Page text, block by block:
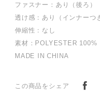
ファスナー：あり（後ろ）
透け感：あり（インナーつ
伸縮性：なし
素材：POLYESTER 100%
MADE IN CHINA
この商品をシェア